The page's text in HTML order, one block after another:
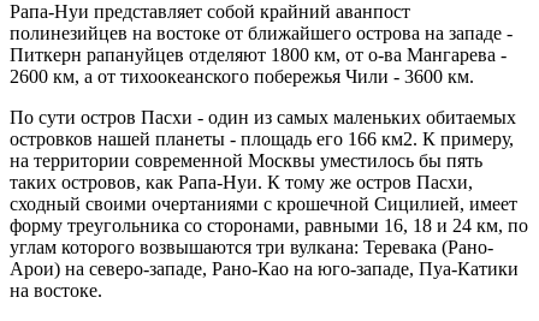
Рапа-Нуи представляет собой крайний аванпост
полинезийцев на востоке от ближайшего острова на западе -
Питкерн рапануйцев отделяют 1800 км, от о-ва Мангарева -
2600 км, а от тихоокеанского побережья Чили - 3600 км.
По сути остров Пасхи - один из самых маленьких обитаемых
островков нашей планеты - площадь его 166 км2. К примеру,
на территории современной Москвы уместилось бы пять
таких островов, как Рапа-Нуи. К тому же остров Пасхи,
сходный своими очертаниями с крошечной Сицилией, имеет
форму треугольника со сторонами, равными 16, 18 и 24 км, по
углам которого возвышаются три вулкана: Теревака (Рано-
Арои) на северо-западе, Рано-Као на юго-западе, Пуа-Катики
на востоке.